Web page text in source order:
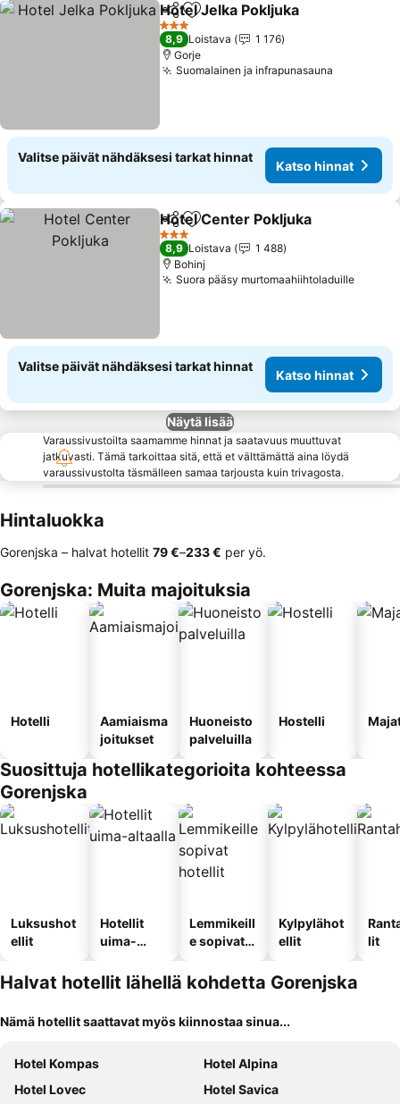
Jaa Lisää suosikkeihin
Hotel Jelka Pokljuka
3 Tähtiluokitus
8,9 Loistava
1 176
Gorje
Suomalainen ja infrapunasauna
Valitse päivät nähdäksesi tarkat hinnat
Katso hinnat
Jaa Lisää suosikkeihin
Hotel Center Pokljuka
3 Tähtiluokitus
8,9 Loistava
1 488
Bohinj
Suora pääsy murtomaahiihtoladuilleKatso
Valitse päivät nähdäksesi tarkat hinnat
Katso hinnat
Näytä lisää
Varaussivustoilta saamamme hinnat ja saatavuus muuttuvat
jatkuvasti. Tämä tarkoittaa sitä, että et välttämättä aina löydä
varaussivustolta täsmälleen samaa tarjousta kuin trivagosta.
Hintaluokka
Gorenjska – halvat hotellit ‎79 €–‎233 € per yö.
Gorenjska: Muita majoituksia
Hotelli
Aamiaisma
joitukset
Huoneisto
palveluilla
Hostelli
Suosittuja hotellikategorioita kohteessa
Gorenjska
Luksushot
ellit
Hotellit
uima-
Lemmikeill
e sopivat
Kylpylähot
ellit
lit
Halvat hotellit lähellä kohdetta Gorenjska
Nämä hotellit saattavat myös kiinnostaa sinua...
Hotel Kompas
Hotel Alpina
Hotel Lovec
Hotel Savica